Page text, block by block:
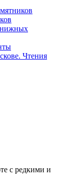
Чтения
с редкими и